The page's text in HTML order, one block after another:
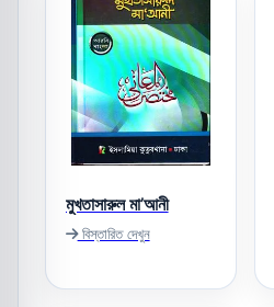
মুখতাসারুল মা’আনী
বিস্তারিত দেখুন